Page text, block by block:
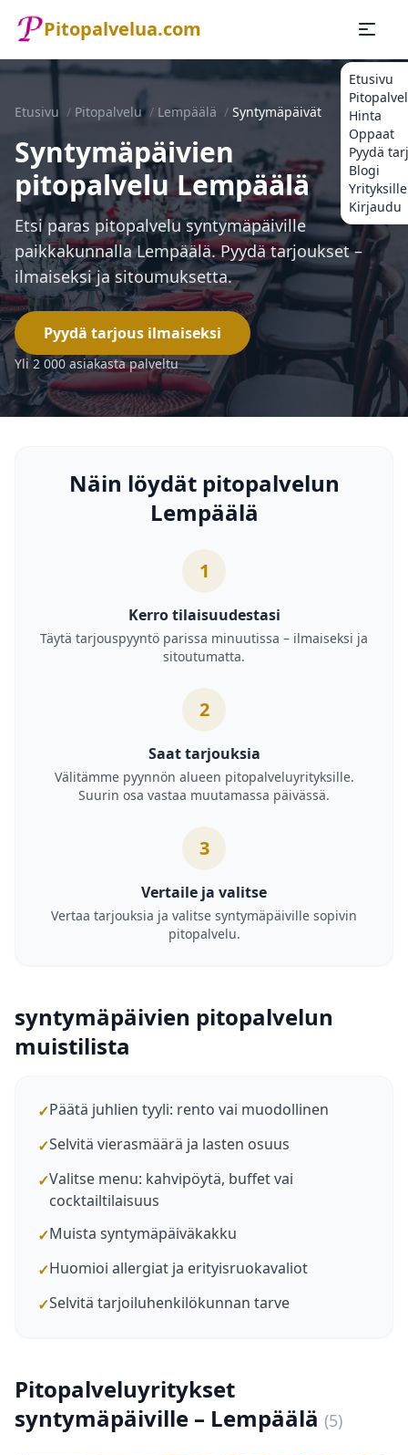
Pitopalvelua.com
Etusivu
Hinta
Oppaat
Pyydä
Blogi
Yrityksille
Kirjaudu
Etusivu / Pitopalvelu / Lempäälä / Syntymäpäivät
Syntymäpäivien
pitopalvelu Lempäälä
Etsi paras pitopalvelu syntymäpäiville
paikkakunnalla Lempäälä. Pyydä tarjoukset –
ilmaiseksi ja sitoumuksetta.
Pyydä tarjous ilmaiseksi
Yli 2 000 asiakasta palveltu
Näin löydät pitopalvelun
Lempäälä
1
Kerro tilaisuudestasi
Täytä tarjouspyyntö parissa minuutissa – ilmaiseksi ja
sitoutumatta.
2
Saat tarjouksia
Välitämme pyynnön alueen pitopalveluyrityksille.
Suurin osa vastaa muutamassa päivässä.
3
Vertaile ja valitse
Vertaa tarjouksia ja valitse syntymäpäiville sopivin
pitopalvelu.
syntymäpäivien pitopalvelun
muistilista
✓Päätä juhlien tyyli: rento vai muodollinen
✓Selvitä vierasmäärä ja lasten osuus
✓Valitse menu: kahvipöytä, buffet vai
cocktailtilaisuus
✓Muista syntymäpäiväkakku
✓Huomioi allergiat ja erityisruokavaliot
✓Selvitä tarjoiluhenkilökunnan tarve
Pitopalveluyritykset
syntymäpäiville – Lempäälä (5)